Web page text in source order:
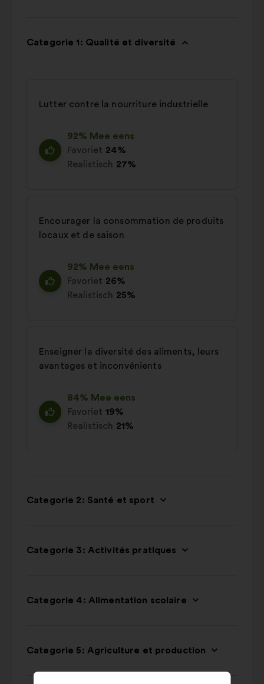
Categorie 1: Qualité et diversité
Lutter contre la nourriture industrielle
92% Mee eens
Favoriet 24%
Realistisch 27%
Encourager la consommation de produits
locaux et de saison
92% Mee eens
Favoriet 26%
Realistisch 25%
Enseigner la diversité des aliments, leurs
avantages et inconvénients
84% Mee eens
Favoriet 19%
Realistisch 21%
Categorie 2: Santé et sport
Categorie 3: Activités pratiques
Categorie 4: Alimentation scolaire
Categorie 5: Agriculture et production